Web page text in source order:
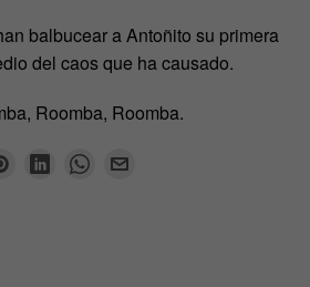
balbucear a Antoñito su primera
del caos que ha causado.
Roomba, Roomba.